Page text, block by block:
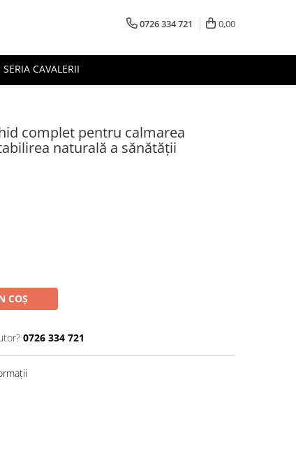
0726 334 721 0,00
SERIA CAVALERII
complet pentru calmarea
naturală a sănătății
COȘ
0726 334 721